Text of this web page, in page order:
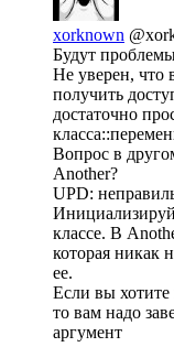
xorknown
Будут
Не уверен, что
получить
достаточно
Вопрос в
Another?
UPD:
классе. В
которая никак
ее.
Если вы хотите
то вам надо
аргумент